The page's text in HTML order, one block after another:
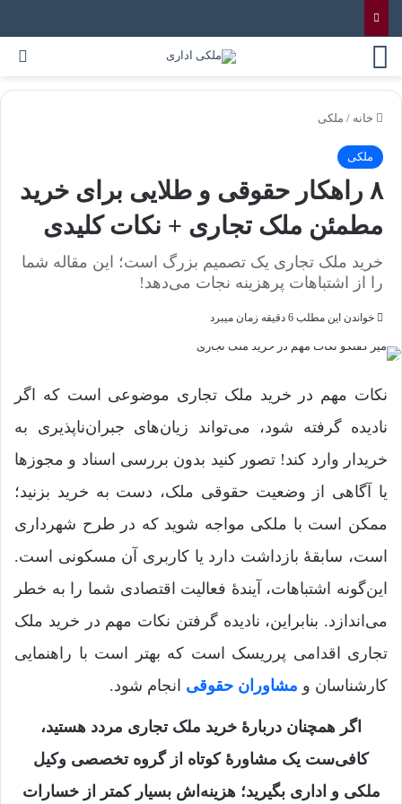
خانه / ملکی
ملکی
۸ راهکار حقوقی و طلایی برای خرید
مطمئن ملک تجاری + نکات کلیدی
خرید ملک تجاری یک تصمیم بزرگ است؛ این مقاله شما
را از اشتباهات پرهزینه نجات می‌دهد!
خواندن این مطلب 6 دقیقه زمان میبرد
نکات مهم در خرید ملک تجاری موضوعی است که اگر
نادیده گرفته شود، می‌تواند زیان‌های جبران‌ناپذیری به
خریدار وارد کند! تصور کنید بدون بررسی اسناد و مجوزها
یا آگاهی از وضعیت حقوقی ملک، دست به خرید بزنید؛
ممکن است با ملکی مواجه شوید که در طرح شهرداری
است، سابقۀ بازداشت دارد یا کاربری آن مسکونی است.
این‌گونه اشتباهات، آیندۀ فعالیت اقتصادی شما را به خطر
می‌اندازد. بنابراین، نادیده گرفتن نکات مهم در خرید ملک
تجاری اقدامی پرریسک است که بهتر است با راهنمایی
کارشناسان و مشاوران حقوقی انجام شود.
اگر همچنان دربارۀ خرید ملک تجاری مردد هستید،
کافی‌ست یک مشاورۀ کوتاه از گروه تخصصی وکیل
ملکی و اداری بگیرید؛ هزینه‌اش بسیار کمتر از خسارات